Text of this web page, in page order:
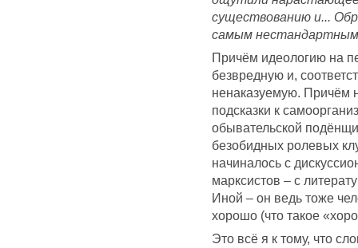
существованию и...
самым нестандартным
Причём идеологию на
безвредную и,
ненаказуемую. Причём
подсказки к
обывательской
безобидных ролевых
начиналось с
марксистов – с
Иной – он ведь тоже
хорошо (что такое
Это всё я к тому, что